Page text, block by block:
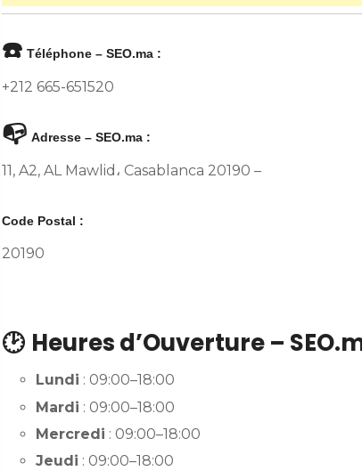
☎️ Téléphone – SEO.ma :
+212 665-651520
📭 Adresse – SEO.ma :
11, A2, AL Mawlid، Casablanca 20190 –
Code Postal :
20190
🕑 Heures d’Ouverture –
Lundi : 09:00–18:00
Mardi : 09:00–18:00
Mercredi : 09:00–18:00
Jeudi : 09:00–18:00